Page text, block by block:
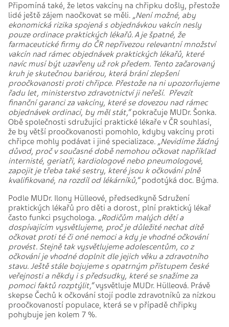
Připomíná také, že letos vakcíny na chřipku došly, přestože
lidé ještě zájem naočkovat se měli. „Není možné, aby
ekonomická rizika spojená s objednávkou vakcín nesly
pouze ordinace praktických lékařů. A je špatné, že
farmaceutické firmy do ČR nepřivezou relevantní množství
vakcín nad rámec objednávek praktických lékařů, které
navíc musí být uzavřeny už rok předem. Tento začarovaný
kruh je skutečnou bariérou, která brání zlepšení
proočkovanosti proti chřipce. Přestože na ni upozorňujeme
řadu let, ministerstvo zdravotnictví ji neřeší. Převzít
finanční garanci za vakcíny, které se dovezou nad rámec
objednávek ordinací, by měl stát,“pokračuje MUDr. Šonka.
Obě společnosti sdružující praktické lékaře v ČR souhlasí,
že by větší proočkovanosti pomohlo, kdyby vakcíny proti
chřipce mohly podávat i jiné specializace. „Nevidíme žádný
důvod, proč v současné době nemohou očkovat například
internisté, geriatři, kardiologové nebo pneumologové,
zapojit je třeba také sestry, které jsou k očkování plně
kvalifikované, na rozdíl od lékárníků,“podotýká doc. Býma.
Podle MUDr. Ilony Hülleové, předsedkyně Sdružení
praktických lékařů pro děti a dorost, plní praktický lékař
často funkci psychologa. „Rodičům malých dětí a
dospívajícím vysvětlujeme, proč je důležité nechat dítě
očkovat proti té či oné nemoci a kdy je vhodné očkování
provést. Stejně tak vysvětlujeme adolescentům, co z
očkování je vhodné doplnit dle jejich věku a zdravotního
stavu. Ještě stále bojujeme s opatrným přístupem české
veřejnosti a někdy i s předsudky, které se snažíme za
pomoci faktů rozptýlit,“vysvětluje MUDr. Hülleová. Právě
skepse Čechů k očkování stojí podle zdravotníků za nízkou
proočkovaností populace, která se v případě chřipky
pohybuje jen kolem 7 %.